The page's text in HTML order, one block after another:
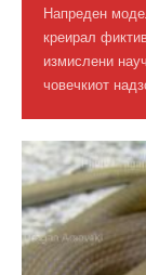
Напреден
креирал
измислени
човечкиот